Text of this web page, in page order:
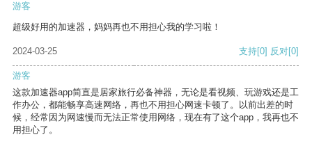
游客
超级好用的加速器，妈妈再也不用担心我的学习啦！
2024-03-25 支持[0] 反对[0]
游客
这款加速器app简直是居家旅行必备神器，无论是看视频、玩游戏还是工
作办公，都能畅享高速网络，再也不用担心网速卡顿了。以前出差的时
候，经常因为网速慢而无法正常使用网络，现在有了这个app，我再也不
用担心了。